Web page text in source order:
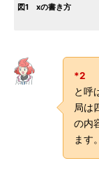
図1 xの書き方
*2
と呼
局は
の内
ます。